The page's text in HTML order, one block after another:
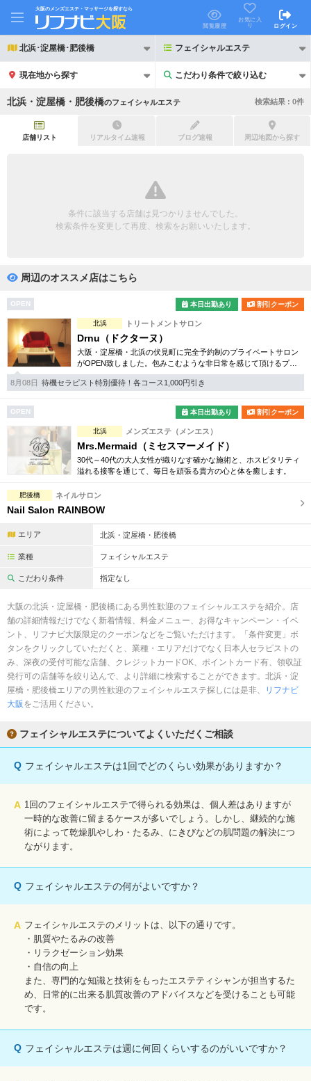
大阪のメンズエステ・マッサージを探すなら
閲覧履歴
お気に入
り
ログイン
北浜･淀屋橋･肥後橋 フェイシャルエステ
現在地から探す こだわり条件で絞り込む
こだわり条件で絞り込む
ペアルームあり
岩盤浴あり
日本人スタッフのみ
スタッフ指名可 Ｗセラピスト
北浜・淀屋橋・肥後橋のフェイシャルエステ 検索結果 : 0件
店舗リスト リアルタイム速報 ブログ速報 周辺地図から探す
条件に該当する店舗は見つかりませんでした。
検索条件を変更して再度、検索をお願いいたします。
周辺のオススメ店はこちら
OPEN 本日出勤あり 割引クーポン
北浜 トリートメントサロン
Drnu（ドクターヌ）
大阪・淀屋橋・北浜の伏見町に完全予約制のプライベートサロン
がOPEN致しました。包みこむような非日常を感じて頂けるプレ
ミアムトリートメント、ドクターヌ流、癒しの時間をご堪能下さ
い。
8月08日 待機セラピスト特別優待！各コース1,000円引き
OPEN 本日出勤あり 割引クーポン
北浜 メンズエステ（メンエス）
Mrs.Mermaid（ミセスマーメイド）
30代～40代の大人女性が織りなす確かな施術と、ホスピタリティ
溢れる接客を通じて、毎日を頑張る貴方の心と体を癒します。
肥後橋 ネイルサロン
Nail Salon RAINBOW
エリア 北浜・淀屋橋・肥後橋
業種 フェイシャルエステ
こだわり条件 指定なし
大阪の北浜・淀屋橋・肥後橋にある男性歓迎のフェイシャルエステを紹介。店
舗の詳細情報だけでなく新着情報、料金メニュー、お得なキャンペーン・イベ
ント、リフナビ大阪限定のクーポンなどをご覧いただけます。「条件変更」ボ
タンをクリックしていただくと、業種・エリアだけでなく日本人セラピストの
み、深夜の受付可能な店舗、クレジットカードOK、ポイントカード有、領収証
発行可の店舗等を絞り込んで、より詳細に検索することができます。北浜・淀
屋橋・肥後橋エリアの男性歓迎のフェイシャルエステ探しには是非、
リフナビ
大阪 をご活用ください。
フェイシャルエステについてよくいただくご相談
Q フェイシャルエステは1回でどのくらい効果がありますか？
A 1回のフェイシャルエステで得られる効果は、個人差はありますが
一時的な改善に留まるケースが多いでしょう。しかし、継続的な施
術によって乾燥肌やしわ・たるみ、にきびなどの肌問題の解決につ
ながります。
Q フェイシャルエステの何がよいですか？
A フェイシャルエステのメリットは、以下の通りです。
・肌質やたるみの改善
・リラクゼーション効果
・自信の向上
また、専門的な知識と技術をもったエステティシャンが担当するた
め、日常的に出来る肌質改善のアドバイスなどを受けることも可能
です。
Q フェイシャルエステは週に何回くらいするのがいいですか？